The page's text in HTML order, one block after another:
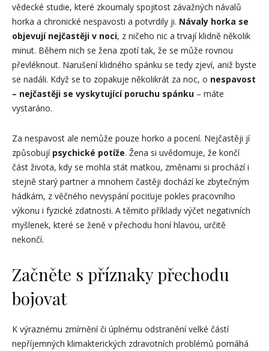
vědecké studie, které zkoumaly spojitost závažných návalů
horka a chronické nespavosti a potvrdily ji. Návaly horka se
objevují nejčastěji v noci, z ničeho nic a trvají klidně několik
minut. Během nich se žena zpotí tak, že se může rovnou
převléknout. Narušení klidného spánku se tedy zjeví, aniž byste
se nadáli. Když se to zopakuje několikrát za noc, o nespavost
– nejčastěji se vyskytující poruchu spánku – máte
vystaráno.
Za nespavost ale nemůže pouze horko a pocení. Nejčastěji jí
způsobují psychické potíže. Žena si uvědomuje, že končí
část života, kdy se mohla stát matkou, změnami si prochází i
stejně starý partner a mnohem častěji dochází ke zbytečným
hádkám, z věčného nevyspání pociťuje pokles pracovního
výkonu i fyzické zdatnosti. A těmito příklady výčet negativních
myšlenek, které se ženě v přechodu honí hlavou, určitě
nekončí.
Začněte s příznaky přechodu
bojovat
K výraznému zmírnění či úplnému odstranění velké částí
nepříjemných klimakterických zdravotních problémů pomáhá